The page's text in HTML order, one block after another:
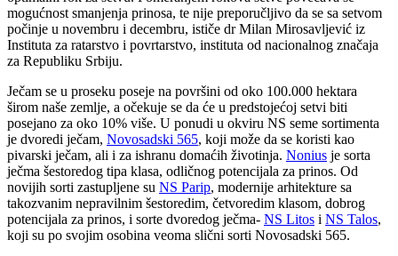
mogućnost smanjenja prinosa, te nije preporučljivo da se sa setvom
počinje u novembru i decembru, ističe dr Milan Mirosavljević iz
Instituta za ratarstvo i povrtarstvo, instituta od nacionalnog značaja
za Republiku Srbiju.
Ječam se u proseku poseje na površini od oko 100.000 hektara
širom naše zemlje, a očekuje se da će u predstojećoj setvi biti
posejano za oko 10% više. U ponudi u okviru NS seme sortimenta
je dvoredi ječam, Novosadski 565, koji može da se koristi kao
pivarski ječam, ali i za ishranu domaćih životinja. Nonius je sorta
ječma šestoredog tipa klasa, odličnog potencijala za prinos. Od
novijih sorti zastupljene su NS Parip, modernije arhitekture sa
takozvanim nepravilnim šestoredim, četvoredim klasom, dobrog
potencijala za prinos, i sorte dvoredog ječma- NS Litos i NS Talos,
koji su po svojim osobina veoma slični sorti Novosadski 565.